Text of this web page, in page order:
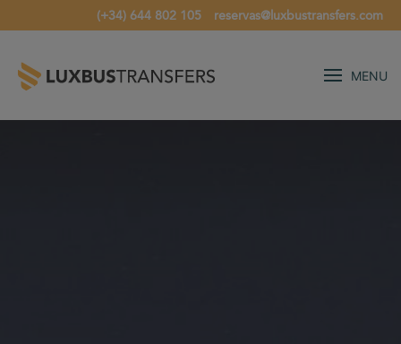
(+34) 644 802 105 reservas@luxbustransfers.com
MENU